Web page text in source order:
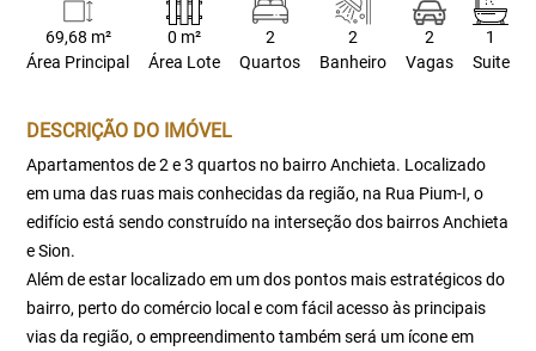
69,68 m²
Área Principal
0 m²
Área Lote
2
Quartos
2
Banheiro
2
Vagas
1
Suite
DESCRIÇÃO DO IMÓVEL
Apartamentos de 2 e 3 quartos no bairro Anchieta. Localizado
em uma das ruas mais conhecidas da região, na Rua Pium-I, o
edifício está sendo construído na interseção dos bairros Anchieta
e Sion.
Além de estar localizado em um dos pontos mais estratégicos do
bairro, perto do comércio local e com fácil acesso às principais
vias da região, o empreendimento também será um ícone em